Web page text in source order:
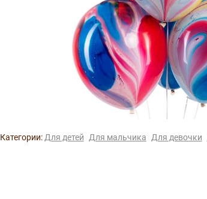
Категории: Для детей Для мальчика Для девочки